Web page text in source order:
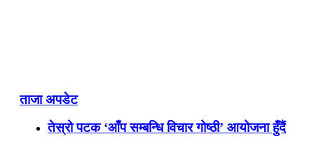
ताजा अपडेट
तेस्रो पटक ‘आँप सम्बन्धि विचार गोष्ठी’ आयोजना हुँदैं